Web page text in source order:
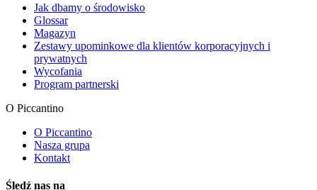
Jak dbamy o środowisko
Glossar
Magazyn
Zestawy upominkowe dla klientów korporacyjnych i
prywatnych
Wycofania
Program partnerski
O Piccantino
O Piccantino
Nasza grupa
Kontakt
Śledź nas na